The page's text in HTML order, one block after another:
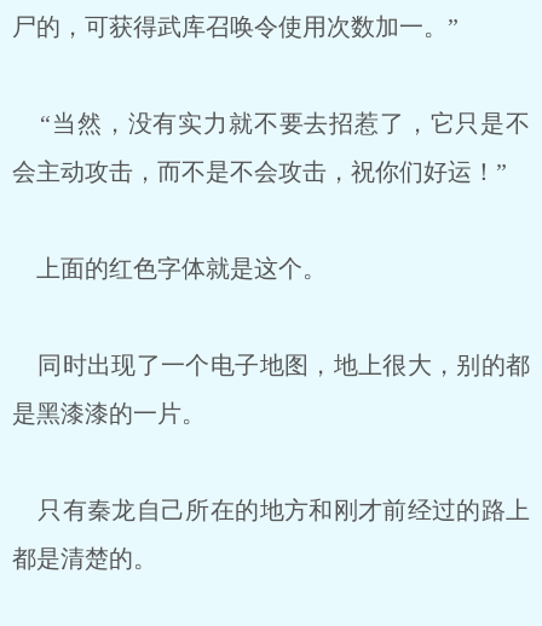
尸的，可获得武库召唤令使用次数加一。”
“当然，没有实力就不要去招惹了，它只是不
会主动攻击，而不是不会攻击，祝你们好运！”
上面的红色字体就是这个。
同时出现了一个电子地图，地上很大，别的都
是黑漆漆的一片。
只有秦龙自己所在的地方和刚才前经过的路上
都是清楚的。